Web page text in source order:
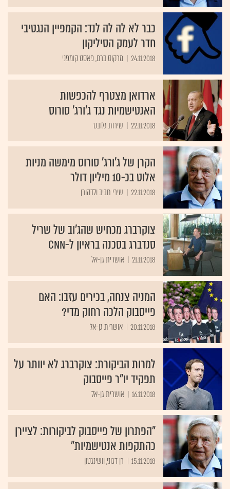
כבר לא לה לה לנד: הקמפיין הנגטיבי
חדר לעמק הסיליקון
24.11.2018 מרקוס ברם, פאסט קומפני
ארדואן מצטרף להכפשות
האנטישמיות נגד ג'ורג' סורוס
22.11.2018 שירות גלובס
הקרן של ג'ורג' סורוס מימשה מניות
אלוט בכ-10 מיליון דולר
22.11.2018 שירי חביב ולדהורן
צוקרברג מכחיש שהג'וב של שריל
סנדברג בסכנה בראיון ל-CNN
21.11.2018 אושרית גן-אל
המניה צנחה, בכירים עזבו: האם
פייסבוק הלכה רחוק מדי?
20.11.2018 אושרית גן-אל
למרות הביקורת: צוקרברג לא יוותר על
תפקיד יו"ר פייסבוק
16.11.2018 אושרית גן-אל
"הפתרון של פייסבוק לביקורות: לציירן
כהתקפות אנטישמיות"
15.11.2018 רן דגוני, וושינגטון